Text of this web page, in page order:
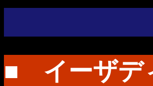
■ イーザデ